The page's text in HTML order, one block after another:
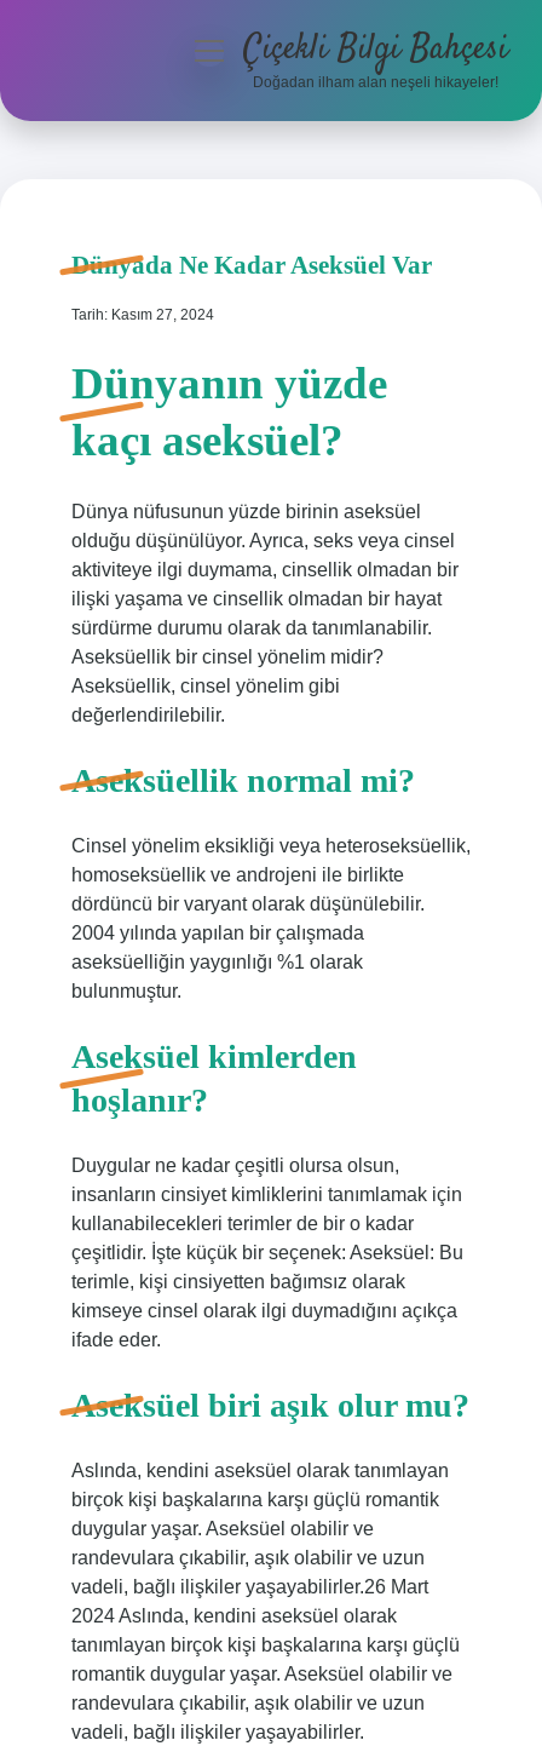
Anasayfa
menüyüÇiçekli Bilgi Bahçesi
Doğadan ilham alan neşeli hikayeler!
Dünyada Ne Kadar Aseksüel Var
Tarih: Kasım 27, 2024
Dünyanın yüzde
kaçı aseksüel?
Dünya nüfusunun yüzde birinin aseksüel
olduğu düşünülüyor. Ayrıca, seks veya cinsel
aktiviteye ilgi duymama, cinsellik olmadan bir
ilişki yaşama ve cinsellik olmadan bir hayat
sürdürme durumu olarak da tanımlanabilir.
Aseksüellik bir cinsel yönelim midir?
Aseksüellik, cinsel yönelim gibi
değerlendirilebilir.
Aseksüellik normal mi?
Cinsel yönelim eksikliği veya heteroseksüellik,
homoseksüellik ve androjeni ile birlikte
dördüncü bir varyant olarak düşünülebilir.
2004 yılında yapılan bir çalışmada
aseksüelliğin yaygınlığı %1 olarak
bulunmuştur.
Aseksüel kimlerden
hoşlanır?
Duygular ne kadar çeşitli olursa olsun,
insanların cinsiyet kimliklerini tanımlamak için
kullanabilecekleri terimler de bir o kadar
çeşitlidir. İşte küçük bir seçenek: Aseksüel: Bu
terimle, kişi cinsiyetten bağımsız olarak
kimseye cinsel olarak ilgi duymadığını açıkça
ifade eder.
Aseksüel biri aşık olur mu?
Aslında, kendini aseksüel olarak tanımlayan
birçok kişi başkalarına karşı güçlü romantik
duygular yaşar. Aseksüel olabilir ve
randevulara çıkabilir, aşık olabilir ve uzun
vadeli, bağlı ilişkiler yaşayabilirler.26 Mart
2024 Aslında, kendini aseksüel olarak
tanımlayan birçok kişi başkalarına karşı güçlü
romantik duygular yaşar. Aseksüel olabilir ve
randevulara çıkabilir, aşık olabilir ve uzun
vadeli, bağlı ilişkiler yaşayabilirler.